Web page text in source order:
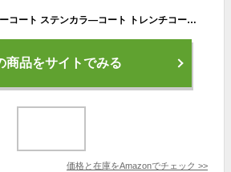
バーバリー カムデン カーコート ステンカラ―コート トレンチコート ロングコート ネイビー (8, 1002) [並行輸入品]
商品をサイトでみる
価格と在庫をAmazonでチェック >>